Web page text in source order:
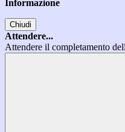
Informazione
Chiudi
Attendere...
Attendere il completamento